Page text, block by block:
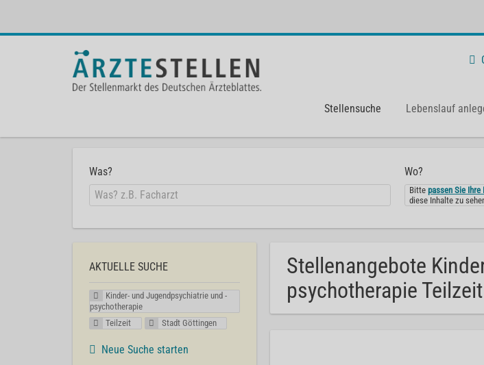
Stellensuche Lebenslauf
Was? Wo?
Bittepassen Sie Ihre
diese Inhalte zu
Stellenangebote
psychotherapie
AKTUELLE SUCHE
Kinder- und Jugendpsychiatrie und -
psychotherapie
Teilzeit
Stadt Göttingen
Neue Suche starten